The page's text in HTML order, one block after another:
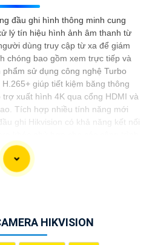
đầu ghi hình thông minh cung
lý tín hiệu hình ảnh âm thanh từ
dùng truy cập từ xa để giám
chóng bao gồm xem trực tiếp và
sử dụng công nghệ Turbo
giúp tiết kiệm băng thông
xuất hình 4K qua cổng HDMI và
Tích hợp nhiều tính năng mới
ghi Hikvision có khả năng kết nối
và hình ảnh sắc nét.
chất lượng, bạn có thể sử dụng
sản phẩm của mình:
HIKVISION